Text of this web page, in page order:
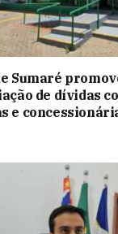
Sumaré
de dívidas
e